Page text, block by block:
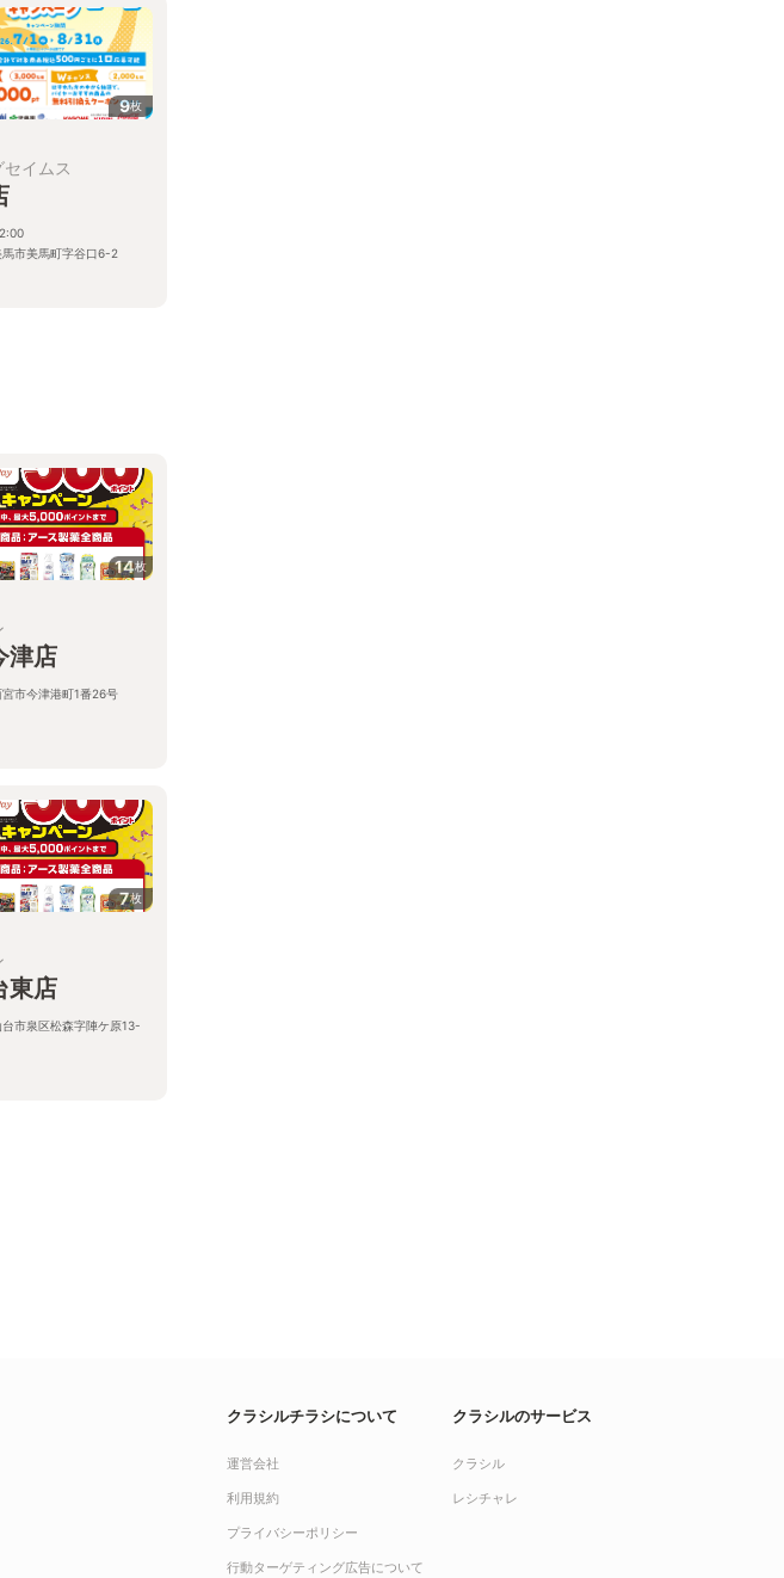
9枚
セイムス
馬市美馬町字谷口6-2
14枚
津店
市今津港町1番26号
7枚
東店
市泉区松森字陣ケ原13-
クラシルチラシについて
運営会社
利用規約
プライバシーポリシー
行動ターゲティング広告について
クラシルのサービス
クラシル
レシチャレ